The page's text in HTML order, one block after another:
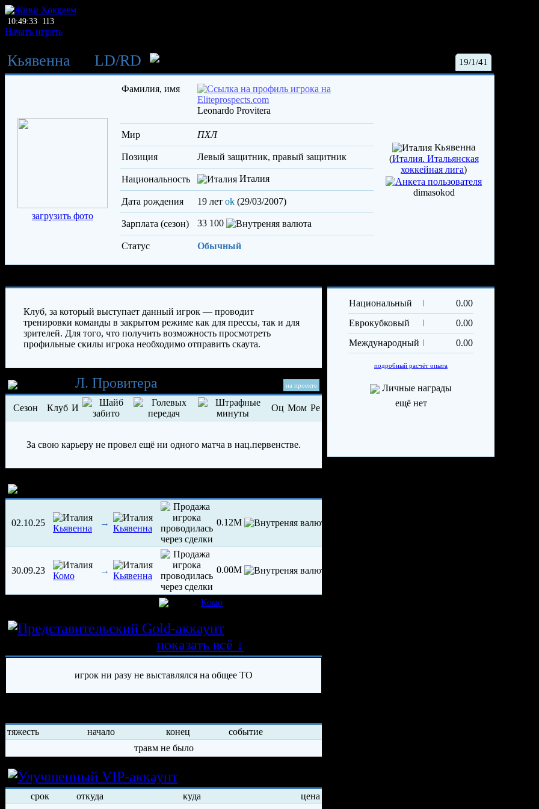
10:49:33 113
Начать играть
19/1/41
Кьявенна LD/RD
загрузить фото
Фамилия, имя
Leonardo Provitera
Мир ПХЛ
Позиция левый защитник, правый защитник
Национальность Италия
Дата рождения 19 лет ok (29/03/2007)
Зарплата (сезон) 33 100
Статус Обычный
Кьявенна
(Италия. Итальянская
хоккейная лига)
dimasokod
Клуб, за который выступает данный игрок — проводит
тренировки команды в закрытом режиме как для прессы, так и для
зрителей. Для того, что получить возможность просмотреть
профильные скилы игрока необходимо отправить скаута.
на проекте
Л. Провитера
Сезон Клуб И Оц Мом Ре
За свою карьеру не провел ещё ни одного матча в нац.первенстве.
02.10.25
Кьявенна
→
Кьявенна
0.12M
30.09.23
Комо
→
Кьявенна
0.00M
Комо
История
показать всё ↓
игрок ни разу не выставлялся на общее ТО
тяжесть начало конец
событие
травм не было
Условия аренды
срок откуда куда цена
Национальный
0.00
Еврокубковый
0.00
Международный
0.00
подробный расчёт опыта
Личные награды
ещё нет